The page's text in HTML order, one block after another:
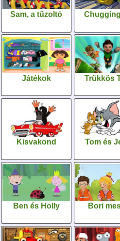
Sam, a tűzoltó
Játékok Trükkös
Kisvakond Tom és
Ben és Holly Bori